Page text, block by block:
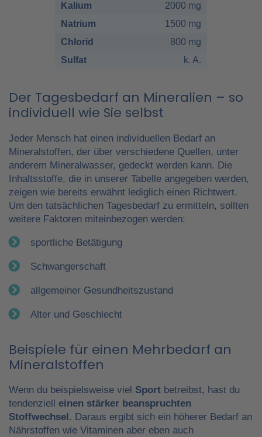
Kalium
2000 mg
Natrium
1500 mg
Chlorid
800 mg
Sulfat
k. A.
Der Tagesbedarf an Mineralien – so
individuell wie Sie selbst
Jeder Mensch hat einen individuellen Bedarf an
Mineralstoffen, der über verschiedene Quellen, unter
anderem Mineralwasser, gedeckt werden kann. Die
Inhaltsstoffe, die in unserer Tabelle angegeben werden,
zeigen wie bereits erwähnt lediglich einen Richtwert.
Um den tatsächlichen Tagesbedarf zu ermitteln, sollten
weitere Faktoren miteinbezogen werden:
sportliche Betätigung
Schwangerschaft
allgemeiner Gesundheitszustand
Alter und Geschlecht
Beispiele für einen Mehrbedarf an
Mineralstoffen
Wenn du beispielsweise viel Sport betreibst, hast du
tendenziell einen stärker beanspruchten
Stoffwechsel. Daraus ergibt sich ein höherer Bedarf an
Nährstoffen wie Vitaminen aber eben auch